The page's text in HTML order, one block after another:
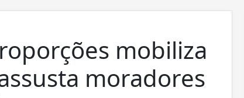
mobiliza
moradores